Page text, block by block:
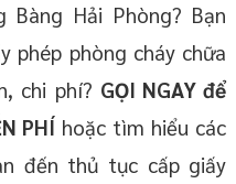
Bàng Hải Phòng? Bạn
phép phòng cháy chữa
chi phí? GỌI NGAY để
PHÍ hoặc tìm hiểu các
đến thủ tục cấp giấy